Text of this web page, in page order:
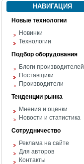
НАВИГАЦИЯ
Новые технологии
Новинки
Технологии
Подбор оборудования
Блоги производителей
Поставщики
Производители
Тенденции рынка
Мнения и оценки
Новости и статистика
Сотрудничество
Реклама на сайте
Для авторов
Контакты